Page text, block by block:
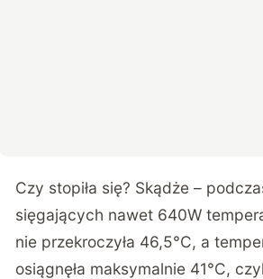
Czy stopiła się? Skądże –
sięgających nawet 640W
nie przekroczyła 46,5°C, a
osiągnęła maksymalnie 41°C,